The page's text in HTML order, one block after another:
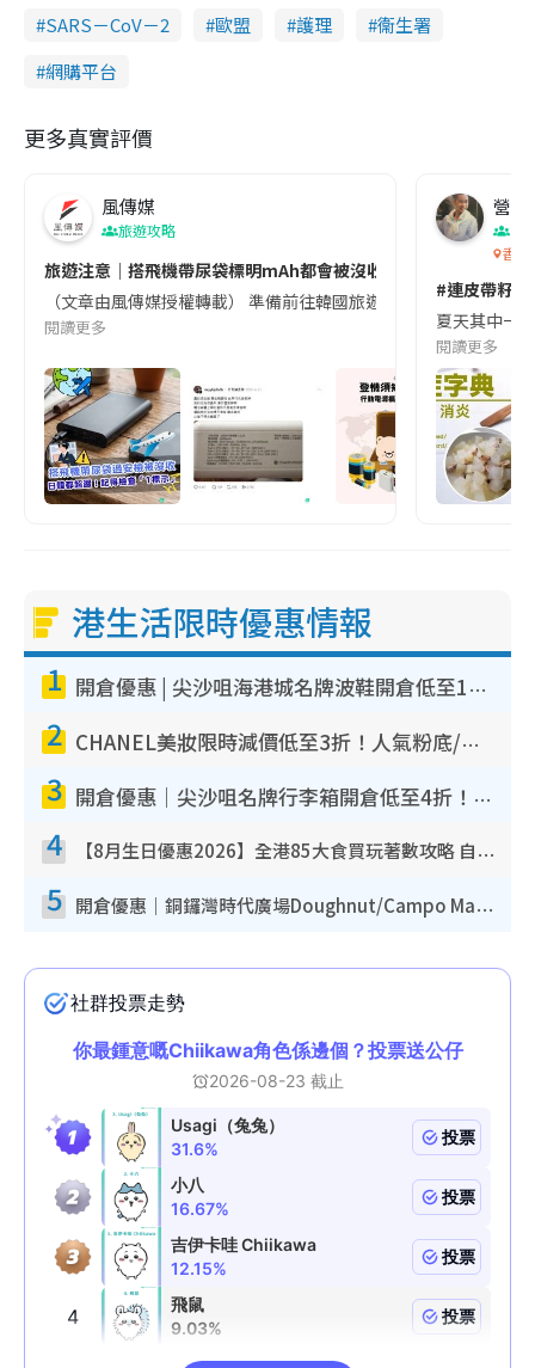
SARS－CoV－2
歐盟 護理
衞生署
網購平台
更多真實評價
風傳媒
旅遊攻略
旅遊注意｜搭飛機帶尿袋標明mAh都會被沒收😱出發前切記檢查
（文章由風傳媒授權轉載） 準備前往韓國旅遊的民眾，近期要
閱讀更多
營養
香港
#連皮帶籽
夏天其中一
閱讀更多
港生活限時優惠情報
1 開倉優惠 | 尖沙咀海港城名牌波鞋開倉低至1折！On鞋$899起／Joy&Peace鞋履$98起
2 CHANEL美妝限時減價低至3折！人氣粉底/唇膏/精華液低至$275！COCO香水都有平
3 開倉優惠｜尖沙咀名牌行李箱開倉低至4折！一連5日 American Tourister/ace./Hallmark $200起！
4 【8月生日優惠2026】全港85大食買玩著數攻略 自助餐/火鍋放題同行免費＋誠品/DONKI送現金券
5 開倉優惠｜銅鑼灣時代廣場Doughnut/Campo Marzio開倉低至1折！背囊、書包、手袋劈價$200起